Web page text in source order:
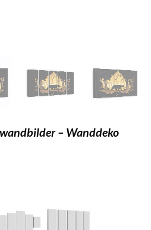
– Wanddeko